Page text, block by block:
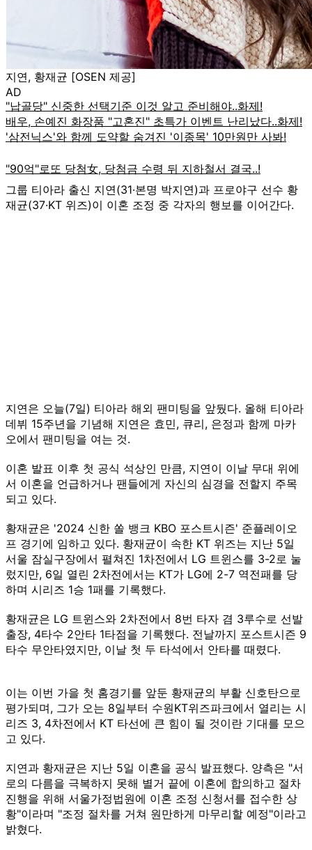
지연, 황재균 [OSEN 제공]
AD
그룹 티아라 출신 지연(31·본명 박지연)과 프로야구 선수 황
재균(37·KT 위즈)이 이혼 조정 중 각자의 행보를 이어간다.
지연은 오늘(7일) 티아라 해외 팬미팅을 앞뒀다. 올해 티아라
데뷔 15주년을 기념해 지연은 효민, 큐리, 은정과 함께 마카
오에서 팬미팅을 여는 것.
이혼 발표 이후 첫 공식 석상인 만큼, 지연이 이날 무대 위에
서 이혼을 언급하거나 팬들에게 자신의 심경을 전할지 주목
되고 있다.
황재균은 '2024 신한 쏠 뱅크 KBO 포스트시즌' 준플레이오
프 경기에 임하고 있다. 황재균이 속한 KT 위즈는 지난 5일
서울 잠실구장에서 펼쳐진 1차전에서 LG 트윈스를 3-2로 눌
렀지만, 6일 열린 2차전에서는 KT가 LG에 2-7 역전패를 당
하며 시리즈 1승 1패를 기록했다.
황재균은 LG 트윈스와 2차전에서 8번 타자 겸 3루수로 선발
출장, 4타수 2안타 1타점을 기록했다. 전날까지 포스트시즌 9
타수 무안타였지만, 이날 첫 두 타석에서 안타를 때렸다.
이는 이번 가을 첫 홈경기를 앞둔 황재균의 부활 신호탄으로
평가되며, 그가 오는 8일부터 수원KT위즈파크에서 열리는 시
리즈 3, 4차전에서 KT 타선에 큰 힘이 될 것이란 기대를 모으
고 있다.
지연과 황재균은 지난 5일 이혼을 공식 발표했다. 양측은 "서
로의 다름을 극복하지 못해 별거 끝에 이혼에 합의하고 절차
진행을 위해 서울가정법원에 이혼 조정 신청서를 접수한 상
황"이라며 "조정 절차를 거쳐 원만하게 마무리할 예정"이라고
밝혔다.